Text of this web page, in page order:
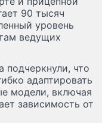
90 тысяч
уровень
ведущих
подчеркнули, что
адаптировать
модели, включая
зависимость от